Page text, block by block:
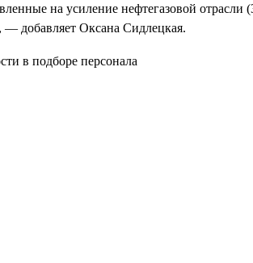
на усиление нефтегазовой отрасли
— добавляет Оксана Сидлецкая.